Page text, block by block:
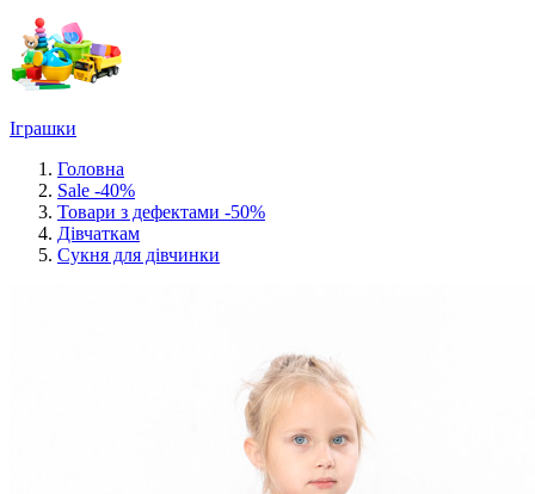
Іграшки
Головна
Sale -40%
Товари з дефектами -50%
Дівчаткам
Сукня для дівчинки